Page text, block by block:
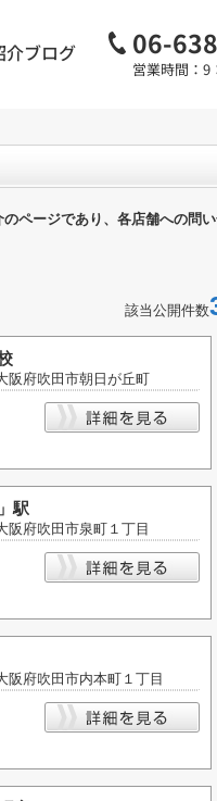
介ブログ 06-
営業時間：9
ページであり、各店舗への問
該当公開件数
阪府吹田市朝日が丘町
駅
阪府吹田市泉町１丁目
阪府吹田市内本町１丁目